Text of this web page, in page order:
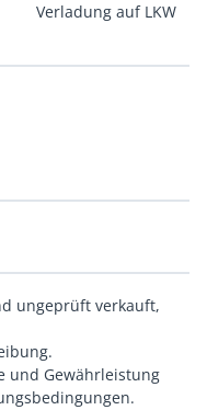
Verladung auf LKW
ungeprüft verkauft,
und Gewährleistung